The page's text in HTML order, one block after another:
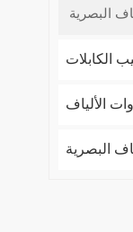
البصرية
الكابلات
الألياف
البصرية